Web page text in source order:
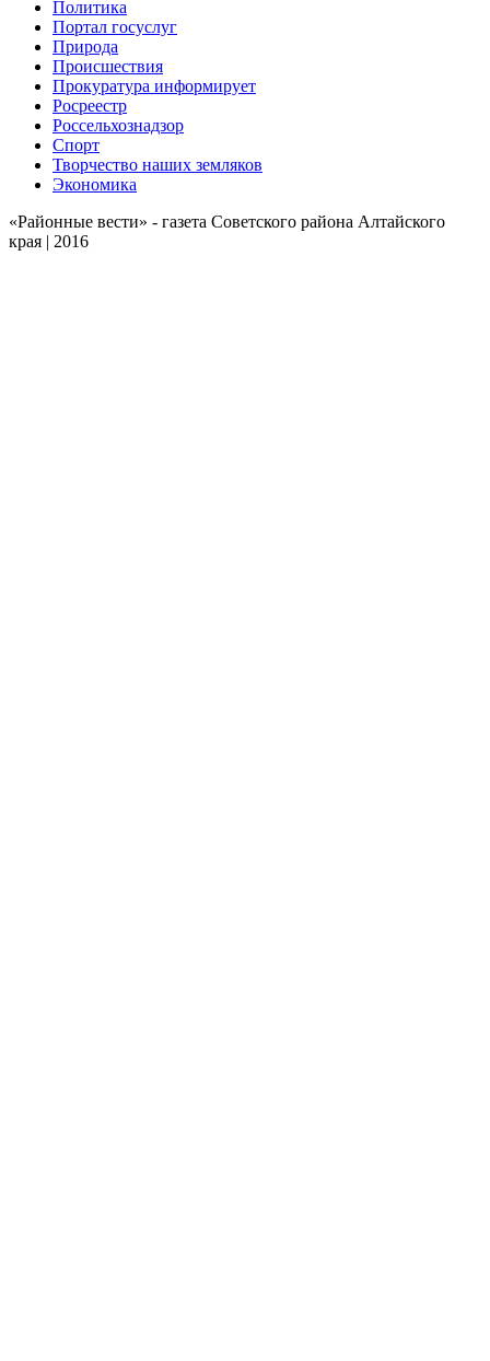
Политика
Портал госуслуг
Природа
Происшествия
Прокуратура информирует
Росреестр
Россельхознадзор
Спорт
Творчество наших земляков
Экономика
«Районные вести» - газета Советского района Алтайского
края | 2016